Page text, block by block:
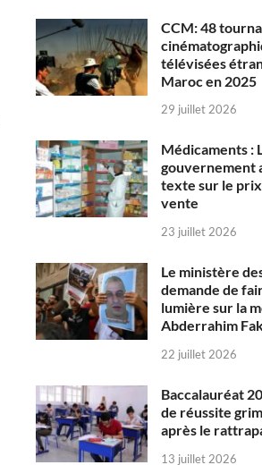
CCM: 48
télévisées
Maroc en 2025
29 juillet 2026
Médicaments :
gouvernement
texte sur le
vente
23 juillet 2026
Le ministère
demande de
lumière sur la
Abderrahim
22 juillet 2026
Baccalauréat
de réussite
après le
13 juillet 2026